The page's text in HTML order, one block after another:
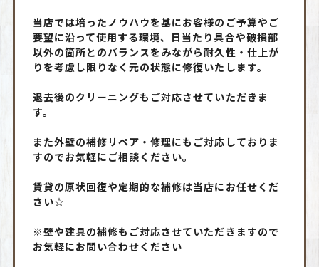
当店では培ったノウハウを基にお客様のご予算やご
要望に沿って使用する環境、日当たり具合や破損部
以外の箇所とのバランスをみながら耐久性・仕上が
りを考慮し限りなく元の状態に修復いたします。
退去後のクリーニングもご対応させていただきま
す。
また外壁の補修リペア・修理にもご対応しておりま
すのでお気軽にご相談ください。
賃貸の原状回復や定期的な補修は当店にお任せくだ
さい☆
※壁や建具の補修もご対応させていただきますので
お気軽にお問い合わせください